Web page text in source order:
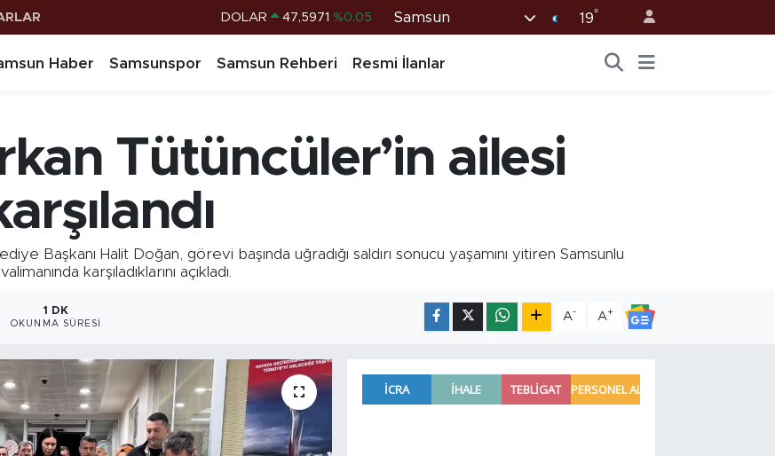
DOLAR 47,5971 %0.05
BİST100 13.703 %11
BITCOIN 64.927,78 %1.32
Samsun 19°
Haber Samsunspor Samsun Rehberi Resmi İlanlar
Tütüncüler’in ailesi
Başkanı Halit Doğan, görevi başında uğradığı saldırı sonucu yaşamını yitiren Samsunlu
karşıladıklarını açıkladı.
1 DK
OKUNMA SÜRESI
A- A+